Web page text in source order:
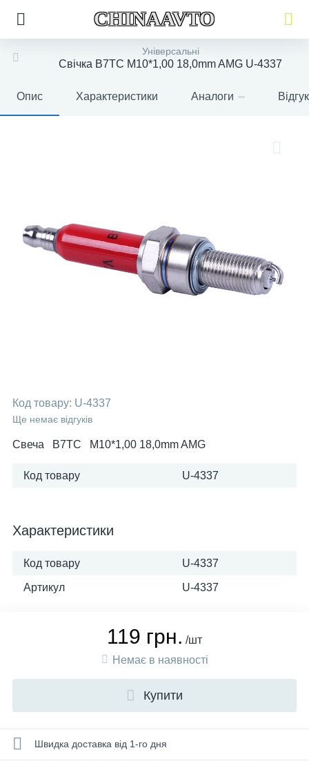
CHINAAVTO
Універсальні
Свічка B7TC M10*1,00 18,0mm AMG U-4337
Опис Характеристики Аналоги
Код товару: U-4337
Ще немає відгуків
Свеча B7TC M10*1,00 18,0mm AMG
Код товару U-4337
Характеристики
Код товару U-4337
Артикул U-4337
119 грн. /шт
Немає в наявності
Купити
Швидка доставка від 1-го дня